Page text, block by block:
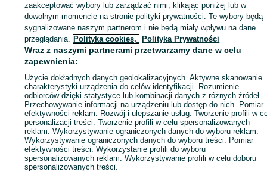
Zaloguj się / Załóż konto
Wyślij wiadomość
zaakceptować wybory lub zarządzać nimi, klikając poniżej lub w
dowolnym momencie na stronie polityki prywatności. Te wybory będą
sygnalizowane naszym partnerom i nie będą miały wpływu na dane
przeglądania. Polityka cookies, Polityka Prywatności
Wraz z naszymi partnerami przetwarzamy dane w celu
zapewnienia:
Użycie dokładnych danych geolokalizacyjnych. Aktywne skanowanie
charakterystyki urządzenia do celów identyfikacji. Rozumienie
odbiorców dzięki statystyce lub kombinacji danych z różnych źródeł.
Przechowywanie informacji na urządzeniu lub dostęp do nich. Pomiar
efektywności reklam. Rozwój i ulepszanie usług. Tworzenie profili w
personalizacji treści. Tworzenie profili w celu spersonalizowanych
reklam. Wykorzystywanie ograniczonych danych do wyboru reklam.
Wykorzystywanie ograniczonych danych do wyboru treści. Pomiar
efektywności treści. Wykorzystanie profili do wyboru
spersonalizowanych reklam. Wykorzystywanie profili w celu doboru
spersonalizowanych treści.